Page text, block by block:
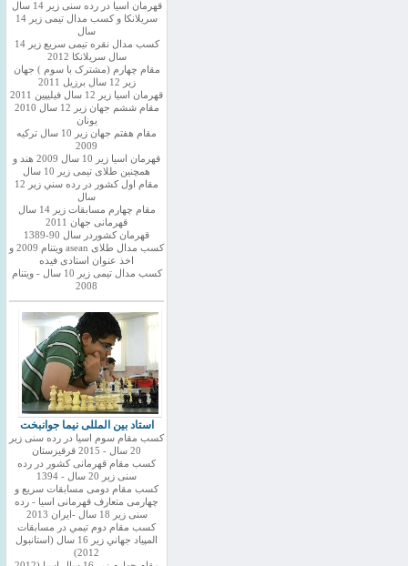
قهرمان اسیا در رده سنی زیر 14 سال
سريلانكا و کسب مدال تیمی زیر 14
سال
کسب مدال نقره تیمی سریع زیر 14
سال سریلانکا 2012
مقام چهارم (مشترک با سوم ) جهان
زیر 12 سال برزیل 2011
قهرمان اسيا زير 12 سال فیلیپین 2011
مقام ششم جهان زیر 12 سال 2010
یونان
مقام هفتم جهان زیر 10 سال ترکیه
2009
قهرمان اسيا زیر 10 سال 2009 هند و
همچنین طلای تیمی زیر 10 سال
مقام اول كشور در رده سني زير 12
سال
مقام چهارم مسابقات زیر 14 سال
قهرمانی جهان 2011
قهرمان کشوردر سال 90-1389
کسب مدال طلای asean ویتنام 2009 و
اخذ عنوان استادی فیده
کسب مدال تیمی زیر 10 سال - ویتنام
2008
استاد بین المللی نیما جوانبخت
کسب مقام سوم اسیا در رده سنی زیر
20 سال - 2015 قرقیزستان
کسب مقام قهرمانی کشور در رده
سنی زیر 20 سال - 1394
کسب مقام دومی مسابقات سریع و
چهارمی متعارف قهرمانی اسیا - رده
سنی زیر 18 سال -ایران 2013
كسب مقام دوم تيمي در مسابقات
المپياد جهاني زير 16 سال (استانبول
2012)